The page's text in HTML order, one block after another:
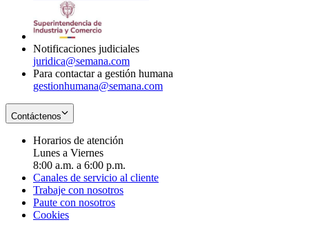
Notificaciones judiciales
juridica@semana.com
Para contactar a gestión humana
gestionhumana@semana.com
Contáctenos
Horarios de atención
Lunes a Viernes
8:00 a.m. a 6:00 p.m.
Canales de servicio al cliente
Trabaje con nosotros
Paute con nosotros
Cookies